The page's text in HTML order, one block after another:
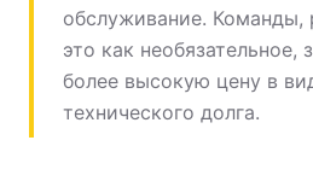
обслуживание.
это как необязательное,
более высокую цену в
технического долга.